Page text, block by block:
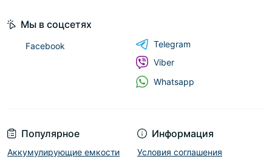
Популярное
Аккумулирующие емкости
Информация
Условия соглашения
Мы в соцсетях
Facebook
Telegram
Viber
Whatsapp